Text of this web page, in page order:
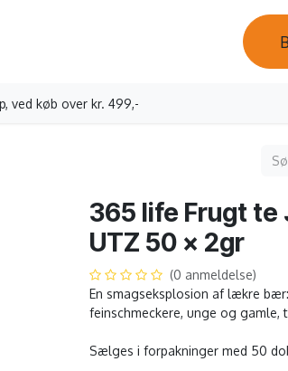
ved køb over kr. 499,-
365 life Frugt
UTZ 50 x 2gr
(0 anmeldelse)
En smagseksplosion af lækre
feinschmeckere, unge og
Sælges i forpakninger med 50